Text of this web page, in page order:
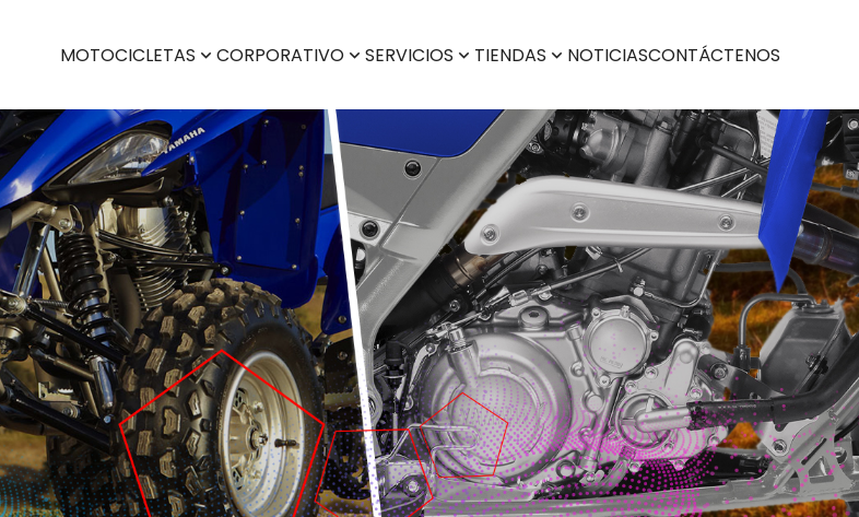
MOTOCICLETAS CORPORATIVO SERVICIOS TIENDAS NOTICIASCONTÁCTENOS